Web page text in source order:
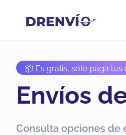
📦 Es gratis, sólo paga tus
Envíos
Consulta opciones de